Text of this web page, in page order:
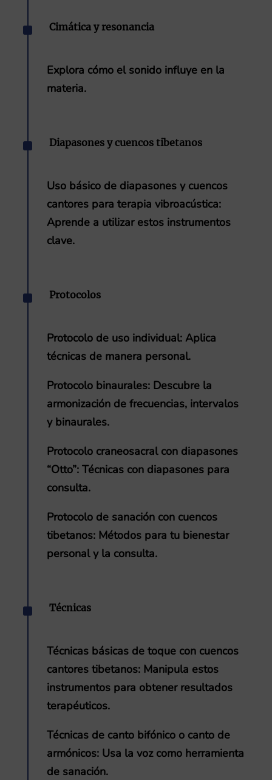
^ Cimática y resonancia
Explora cómo el sonido influye en la
materia.
^ Diapasones y cuencos tibetanos
Uso básico de diapasones y cuencos
cantores para terapia vibroacústica:
Aprende a utilizar estos instrumentos
clave.
^ Protocolos
Protocolo de uso individual: Aplica
técnicas de manera personal.
Protocolo binaurales: Descubre la
armonización de frecuencias, intervalos
y binaurales.
Protocolo craneosacral con diapasones
“Otto”: Técnicas con diapasones para
consulta.
Protocolo de sanación con cuencos
tibetanos: Métodos para tu bienestar
personal y la consulta.
^ Técnicas
Técnicas básicas de toque con cuencos
cantores tibetanos: Manipula estos
instrumentos para obtener resultados
terapéuticos.
Técnicas de canto bifónico o canto de
armónicos: Usa la voz como herramienta
de sanación.